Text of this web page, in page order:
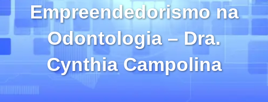
Empreendedorismo na
Odontologia – Dra.
Cynthia Campolina